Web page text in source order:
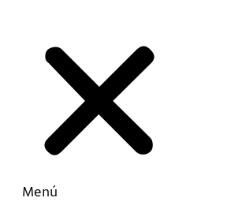
Menú